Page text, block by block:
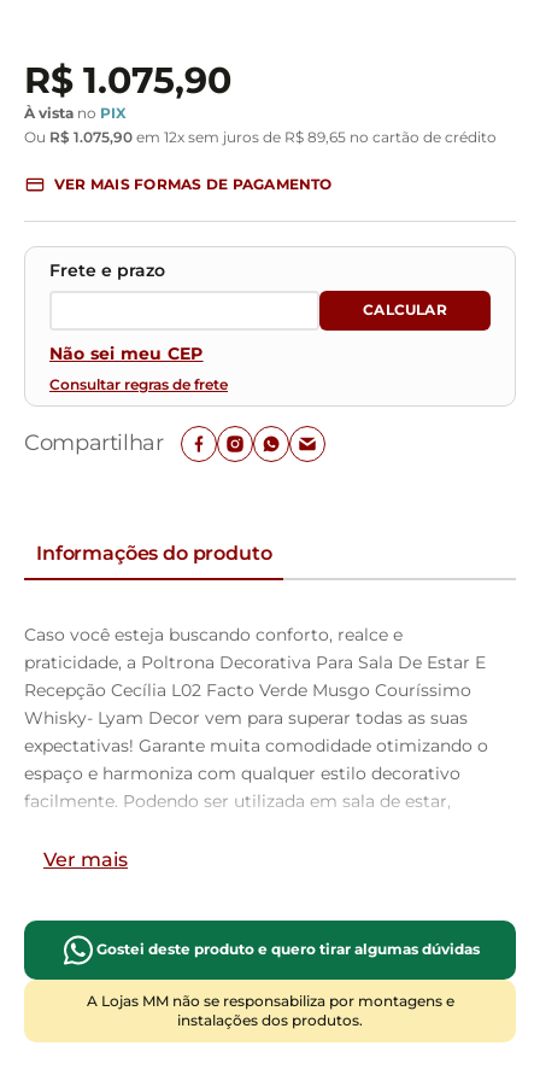
R$ 1.075,90
À vista no PIX
Ou R$ 1.075,90 em 12x sem juros de R$ 89 65 no cartão de crédito
VER MAIS FORMAS DE PAGAMENTO
Não sei meu CEP
Consultar regras de frete
Compartilhar
Informações do produto
Caso você esteja buscando conforto, realce e
praticidade, a Poltrona Decorativa Para Sala De Estar E
Recepção Cecília L02 Facto Verde Musgo Couríssimo
Whisky- Lyam Decor vem para superar todas as suas
expectativas! Garante muita comodidade otimizando o
espaço e harmoniza com qualquer estilo decorativo
facilmente. Podendo ser utilizada em sala de estar,
um toque especial na decoração.
e receptividade a sua casa. Cabe mencionar ainda a
estrutura em madeira na cor nozes que contrasta
lindamente com o encosto e assento estofados,
bastante aconchegantes e resistentes com excelente
Ver mais
Gostei deste produto e quero tirar algumas dúvidas
A Lojas MM não se responsabiliza por montagens e
instalações dos produtos.